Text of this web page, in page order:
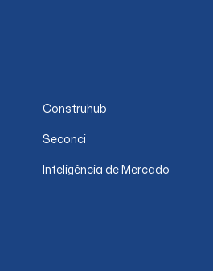
Construhub
Seconci
Inteligência de Mercado